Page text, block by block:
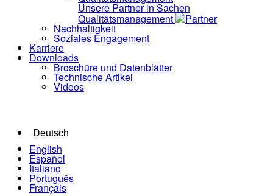
Unsere Partner in Sachen
Qualitätsmanagement Partner
Nachhaltigkeit
Soziales Engagement
Karriere
Downloads
Broschüre und Datenblätter
Technische Artikel
Videos
Deutsch
English
Español
Italiano
Português
Français